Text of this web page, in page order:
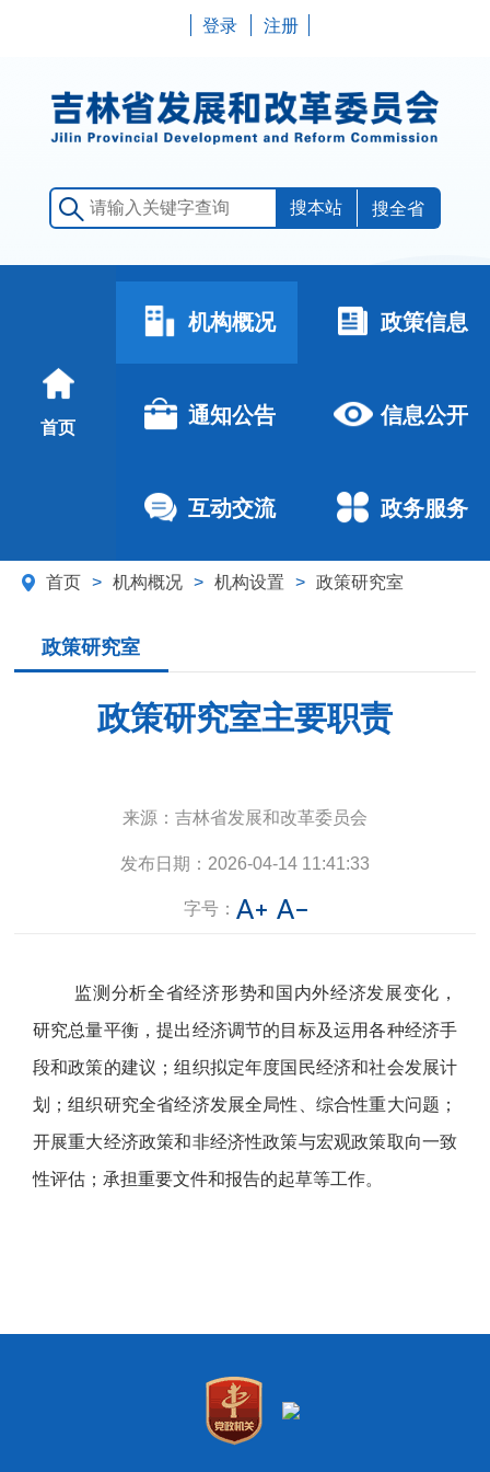
登录 注册
搜全省
首页
机构概况 政策信息
通知公告 信息公开
互动交流 政务服务
首页 > 机构概况 > 机构设置 > 政策研究室
政策研究室
政策研究室主要职责
来源： 吉林省发展和改革委员会
发布日期： 2026-04-14 11:41:33
字号：
监测分析全省经济形势和国内外经济发展变化，
研究总量平衡，提出经济调节的目标及运用各种经济手
段和政策的建议；组织拟定年度国民经济和社会发展计
划；组织研究全省经济发展全局性、综合性重大问题；
开展重大经济政策和非经济性政策与宏观政策取向一致
性评估；承担重要文件和报告的起草等工作。